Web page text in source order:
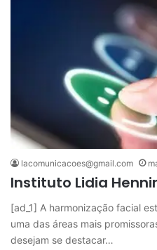
lacomunicacoes@gmail.com
Instituto Lidia
[ad_1] A harmonização facial
uma das áreas mais
desejam se destacar…